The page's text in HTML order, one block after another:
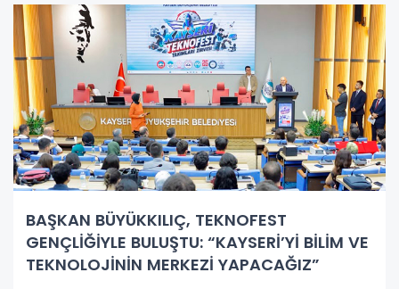
BAŞKAN BÜYÜKKILIÇ, TEKNOFEST
GENÇLİĞİYLE BULUŞTU: “KAYSERİ’Yİ BİLİM VE
TEKNOLOJİNİN MERKEZİ YAPACAĞIZ”